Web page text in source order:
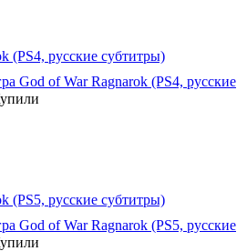
(PS4, русские субтитры)
God of War Ragnarok (PS4, русские
(PS5, русские субтитры)
God of War Ragnarok (PS5, русские